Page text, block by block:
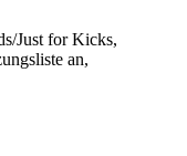
Just for Kicks,
an,